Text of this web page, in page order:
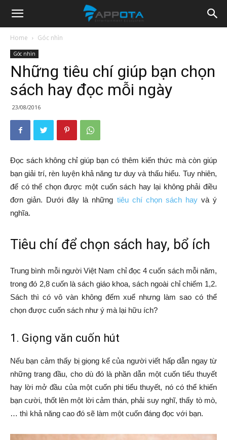
Appota
News
Home Góc nhìn
Góc nhìn
Những tiêu chí giúp bạn chọn
sách hay đọc mỗi ngày
23/08/2016
Đọc sách không chỉ giúp bạn có thêm kiến thức mà còn giúp
bạn giải trí, rèn luyện khả năng tư duy và thấu hiểu. Tuy nhiên,
để có thể chọn được một cuốn sách hay lại không phải điều
đơn giản. Dưới đây là những tiêu chí chọn sách hayvà ý
nghĩa.
Tiêu chí để chọn sách hay, bổ ích
Trung bình mỗi người Việt Nam chỉ đọc 4 cuốn sách mỗi năm,
trong đó 2,8 cuốn là sách giáo khoa, sách ngoài chỉ chiếm 1,2.
Sách thì có vô vàn không đếm xuể nhưng làm sao có thể
chọn được cuốn sách như ý mà lại hữu ích?
1. Giọng văn cuốn hút
Nếu bạn cảm thấy bị giọng kể của người viết hấp dẫn ngay từ
những trang đầu, cho dù đó là phần dẫn một cuốn tiểu thuyết
hay lời mở đầu của một cuốn phi tiểu thuyết, nó có thể khiến
bạn cười, thốt lên một lời cảm thán, phải suy nghĩ, thấy tò mò,
… thì khả năng cao đó sẽ làm một cuốn đáng đọc với bạn.